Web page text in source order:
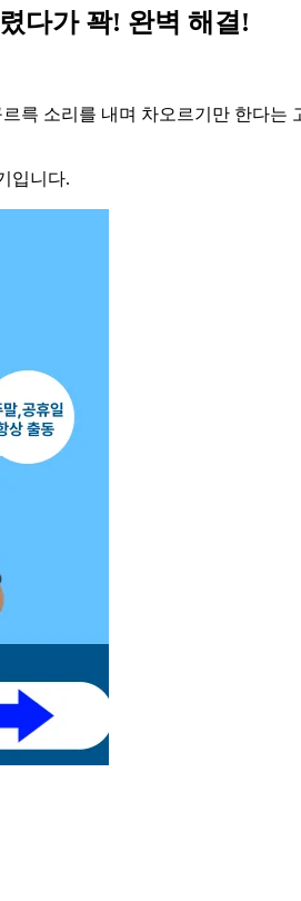
다가 꽉! 완벽 해결!
륵 소리를 내며 차오르기만 한다는
입니다.